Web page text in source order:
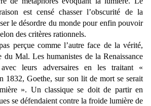
est censé chasser l’obscurité de la
le désordre du monde pour enfin pouvoir
des critères rationnels.
perçue comme l’autre face de la vérité,
du Mal. Les humanistes de la Renaissance
leurs adversaires en les traitant «
1832, Goethe, sur son lit de mort se serait
». Un classique se doit de partir en
se défendaient contre la froide lumière de